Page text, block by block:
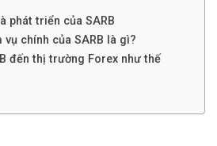
phát triển của SARB
vụ chính của SARB là gì?
đến thị trường Forex như thế